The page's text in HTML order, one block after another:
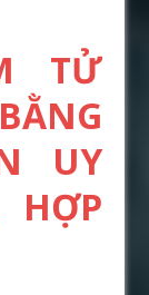
TỬ
UY